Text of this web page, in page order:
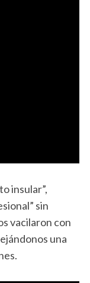
insular”,
sin
vacilaron con
una